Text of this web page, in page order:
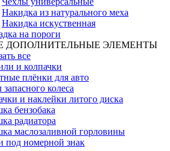
Накидка из натурального меха
Накидка искуственная
на пороги
ДОПОЛНИТЕЛЬНЫЕ ЭЛЕМЕНТЫ
все
и колпачки
плёнки для авто
запасного колеса
и наклейки литого диска
бензобака
радиатора
маслозаливной горловины
под номерной знак